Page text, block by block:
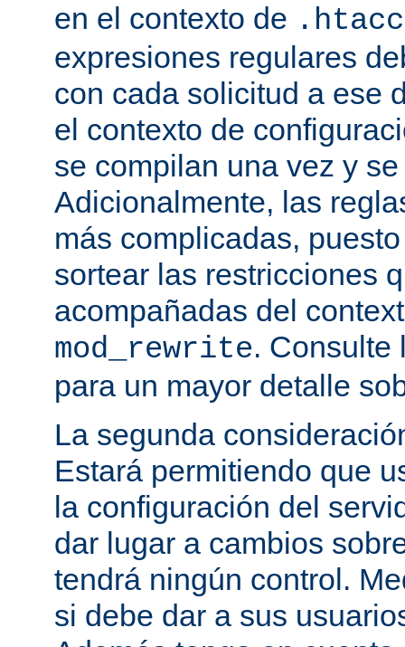
en el contexto de
expresiones regulares
con cada solicitud a ese
el contexto de
se compilan una vez y
Adicionalmente, las
más complicadas,
sortear las restricciones
acompañadas del
mod_rewrite.
para un mayor detalle
La segunda
Estará permitiendo que
la configuración del
dar lugar a cambios
tendrá ningún control.
si debe dar a sus